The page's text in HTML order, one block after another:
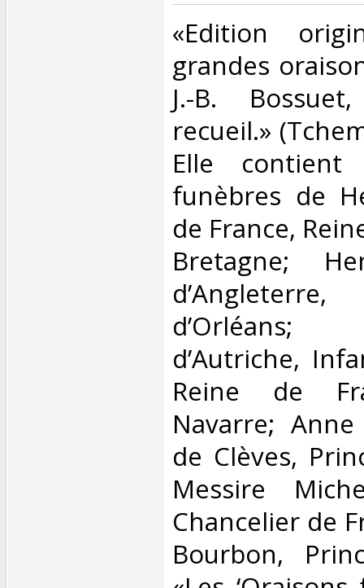
‎«Edition
grandes
J.-B.
recueil.»
Elle contient
funèbres de
de France,
Bretagne;
d’Orléans;
d’Autriche,
Reine de
Navarre;
de Clèves,
Messire
Chancelier de
Bourbon,